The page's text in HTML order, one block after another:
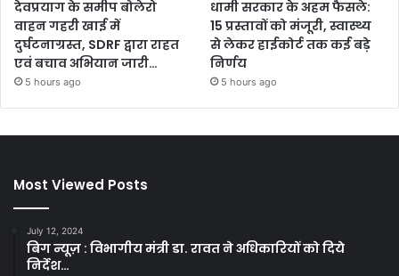
देवप्रयाग के समीप बोलेरो
वाहन गहरी खाई में
दुर्घटनाग्रस्त, SDRF द्वारा राहत
एवं बचाव अभियान जारी…
5 hours ago
धामी सरकार के अहम फैसले:
15 प्रस्तावों को मंजूरी, स्वास्थ्य
से लेकर हाईकोर्ट तक कई बड़े
निर्णय
5 hours ago
Most Viewed Posts
July 12, 2024
बिग न्यूज़ : विभागीय मंत्री डा. रावत ने अधिकारियों को दिये
निर्देश…